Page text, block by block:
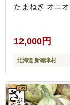
たまねぎ オニ
肉じゃが 大きい
12,000円
北海道 新篠津村